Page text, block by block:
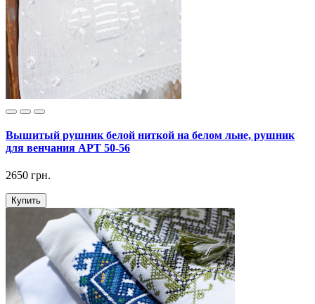
Вышитый рушник белой ниткой на белом льне, рушник
для венчания АРТ 50-56
2650 грн.
Купить